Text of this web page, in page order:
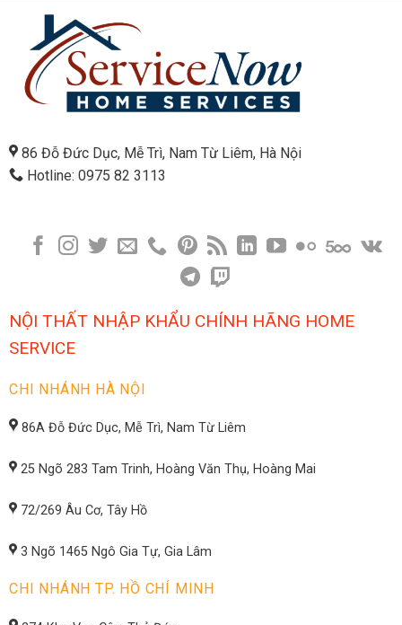
86 Đỗ Đức Dục, Mễ Trì, Nam Từ Liêm, Hà Nội
Hotline: 0975 82 3113
NỘI THẤT NHẬP KHẨU CHÍNH HÃNG HOME
SERVICE
CHI NHÁNH HÀ NỘI
86A Đỗ Đức Dục, Mễ Trì, Nam Từ Liêm
25 Ngõ 283 Tam Trinh, Hoàng Văn Thụ, Hoàng Mai
72/269 Âu Cơ, Tây Hồ
3 Ngõ 1465 Ngô Gia Tự, Gia Lâm
CHI NHÁNH TP. HỒ CHÍ MINH